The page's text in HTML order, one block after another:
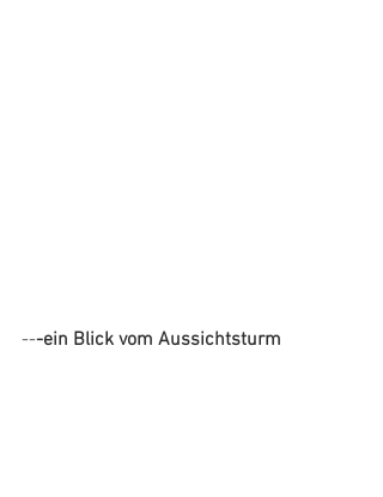
---ein Blick vom Aussichtsturm